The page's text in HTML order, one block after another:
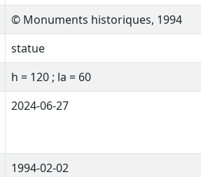
© Monuments historiques, 1994
statue
h = 120 ; la = 60
2024-06-27
1994-02-02